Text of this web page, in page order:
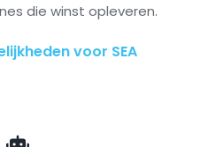
die winst opleveren.
voor SEA